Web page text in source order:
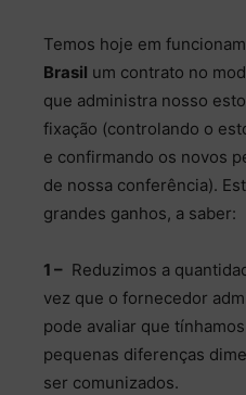
Temos hoje em
Brasil um contrato no
que administra nosso
fixação (controlando o
e confirmando os novos
de nossa conferência).
grandes ganhos, a saber:
1 – Reduzimos a
vez que o fornecedor
pode avaliar que
pequenas diferenças
ser comunizados.